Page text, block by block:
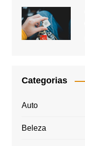
Categorias
Auto
Beleza